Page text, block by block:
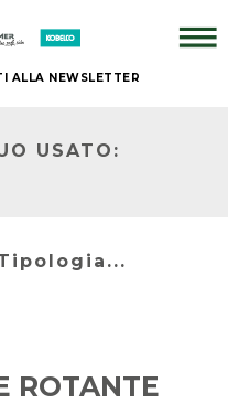
ALLA NEWSLETTER
USATO:
ROTANTE